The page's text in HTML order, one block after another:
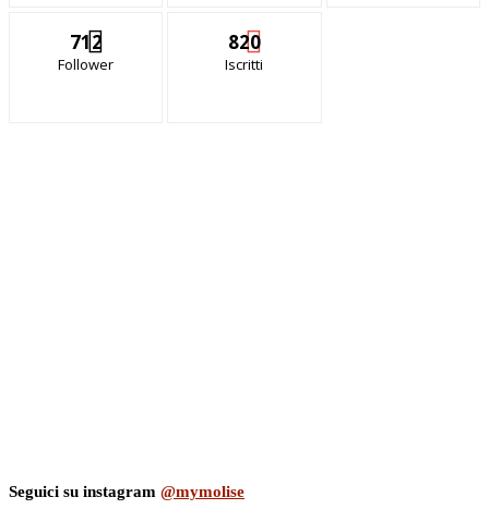
712
Follower
820
Iscritti
Seguici su instagram @mymolise